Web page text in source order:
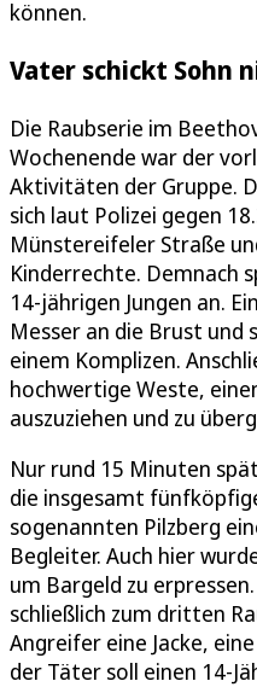
können.
Vater schickt Sohn
Die Raubserie im
Wochenende war der
Aktivitäten der Gruppe.
sich laut Polizei gegen
Münstereifeler Straße
Kinderrechte. Demnach
14-jährigen Jungen an.
Messer an die Brust und
einem Komplizen.
hochwertige Weste,
auszuziehen und zu
Nur rund 15 Minuten
die insgesamt
sogenannten Pilzberg
Begleiter. Auch hier
um Bargeld zu
schließlich zum dritten
Angreifer eine Jacke,
der Täter soll einen 14-